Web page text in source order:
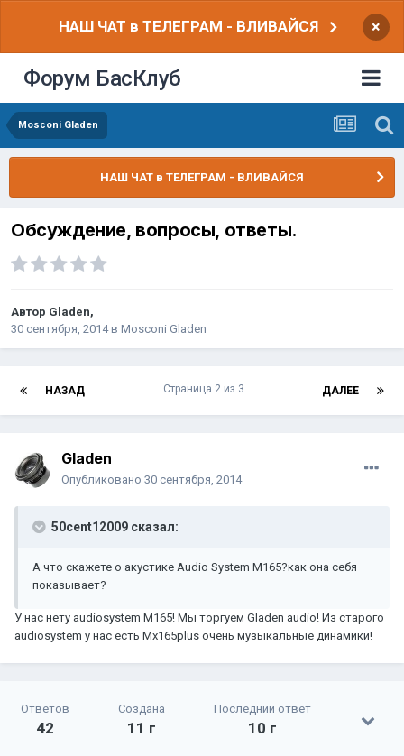
НАШ ЧАТ в ТЕЛЕГРАМ - ВЛИВАЙСЯ ×
Форум БасКлуб
Mosconi Gladen
НАШ ЧАТ в ТЕЛЕГРАМ - ВЛИВАЙСЯ
Обсуждение, вопросы, ответы.
Автор Gladen,
30 сентября, 2014в Mosconi Gladen
НАЗАД ДАЛЕЕ
Страница 2 из 3
Gladen
Опубликовано 30 сентября, 2014
50cent12009 сказал:
А что скажете о акустике Audio System M165?как она себя
показывает?
У нас нету audiosystem M165! Мы торгуем Gladen audio! Из старого
audiosystem у нас есть Mx165plus очень музыкальные динамики!
Ответов
42
Создана
11 г
Последний ответ
10 г